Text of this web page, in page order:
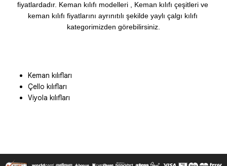
fiyatlardadır. Keman kılıfı modelleri , Keman kılıfı çeşitleri ve
keman kılıfı fiyatlarını ayrınıtılı şekilde yaylı çalgı kılıfı
kategorimizden görebilirsiniz.
Keman kılıfları
Çello kılıfları
Viyola kılıfları